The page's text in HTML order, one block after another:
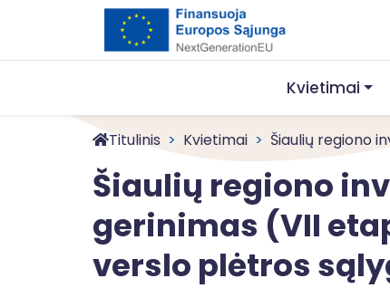
Kvietimai
Titulinis Kvietimai Šiaulių regiono
Šiaulių regiono
gerinimas (VII
verslo plėtros